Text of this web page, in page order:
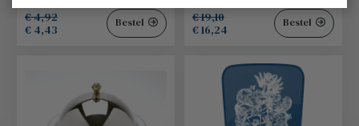
€ 4,92
€ 4,43
Bestel
€ 19,10
€ 16,24
Bestel